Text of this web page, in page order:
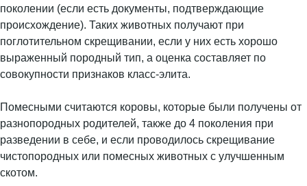
поколении (если есть документы, подтверждающие
происхождение). Таких животных получают при
поглотительном скрещивании, если у них есть хорошо
выраженный породный тип, а оценка составляет по
совокупности признаков класс-элита.
Помесными считаются коровы, которые были получены от
разнопородных родителей, также до 4 поколения при
разведении в себе, и если проводилось скрещивание
чистопородных или помесных животных с улучшенным
скотом.